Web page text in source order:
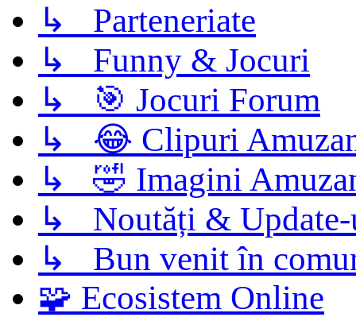
↳ Parteneriate
↳ Funny & Jocuri
↳ 🎯 Jocuri Forum
↳ 😂 Clipuri
↳ 🤣 Imagini
↳ Noutăți &
↳ Bun venit în
🧩 Ecosistem Online